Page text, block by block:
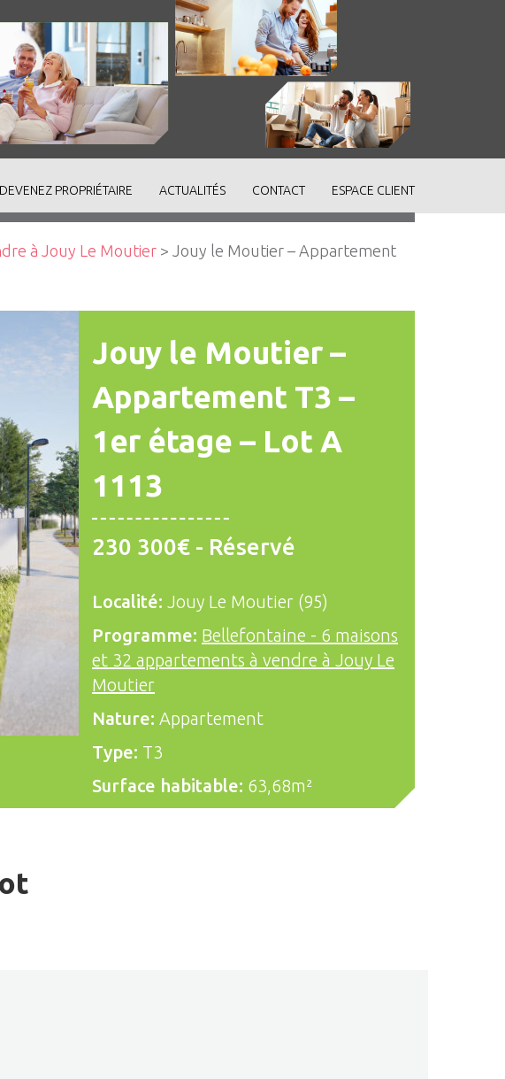
DEVENEZ PROPRIÉTAIRE ACTUALITÉS CONTACT ESPACE CLIENT
à Jouy Le Moutier > Jouy le Moutier – Appartement
Jouy le Moutier –
Appartement T3 –
1er étage – Lot A
1113
230 300€ - Réservé
Localité: Jouy Le Moutier (95)
Programme: Bellefontaine - 6 maisons
et 32 appartements à vendre à Jouy Le
Moutier
Nature: Appartement
Type: T3
Surface habitable: 63,68m²